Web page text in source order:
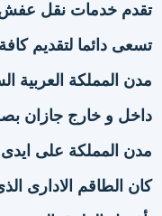
تقدم خدمات نقل عفش
تسعى دائما لتقديم
مدن المملكة العربية
داخل و خارج جازان
مدن المملكة على
كان الطاقم الادارى